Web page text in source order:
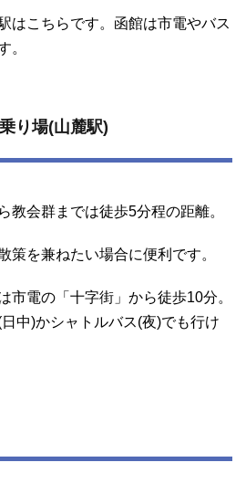
はこちらです。函館は市電やバス
。
り場(山麓駅)
教会群までは徒歩5分程の距離。
策を兼ねたい場合に便利です。
市電の「十字街」から徒歩10分。
中)かシャトルバス(夜)でも行け